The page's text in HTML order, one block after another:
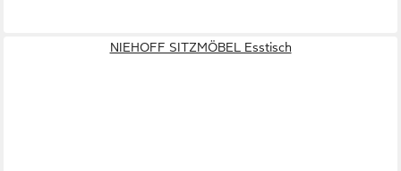
NIEHOFF SITZMÖBEL Esstisch